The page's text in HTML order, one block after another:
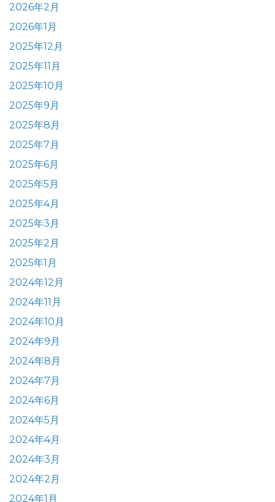
2026年2月
2026年1月
2025年12月
2025年11月
2025年10月
2025年9月
2025年8月
2025年7月
2025年6月
2025年5月
2025年4月
2025年3月
2025年2月
2025年1月
2024年12月
2024年11月
2024年10月
2024年9月
2024年8月
2024年7月
2024年6月
2024年5月
2024年4月
2024年3月
2024年2月
2024年1月